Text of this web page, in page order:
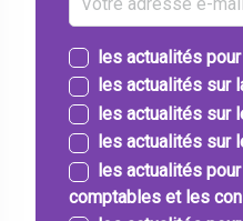
les actualités
les actualités sur
les actualités sur
les actualités sur
les actualités
comptables et les